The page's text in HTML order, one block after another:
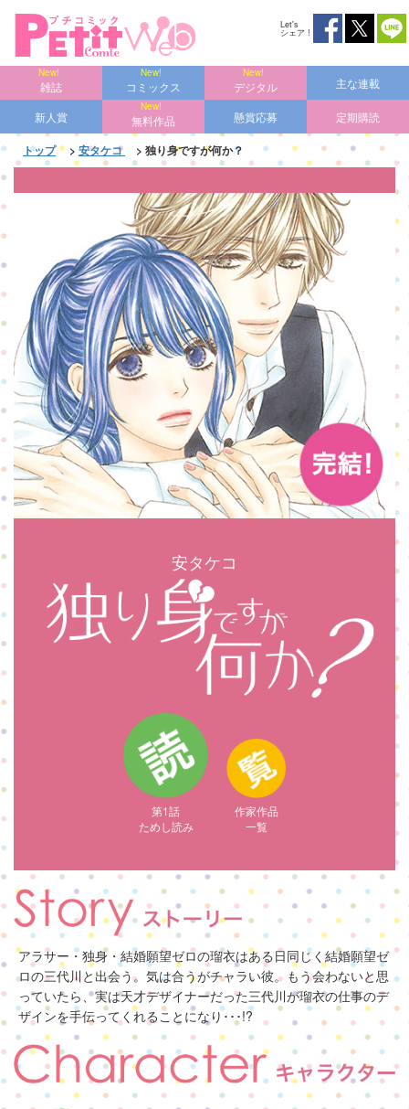
Let's
シェア !
雑誌 コミックス デジタル 主な連載
新人賞 無料作品 懸賞応募 定期購読
トップ> 安タケコ > 独り身ですが何か？
安タケコ
第1話
ためし読み
作家作品
一覧
アラサー・独身・結婚願望ゼロの瑠衣はある日同じく結婚願望ゼ
ロの三代川と出会う。気は合うがチャラい彼。もう会わないと思
っていたら、実は天才デザイナーだった三代川が瑠衣の仕事のデ
ザインを手伝ってくれることになり･･･!?